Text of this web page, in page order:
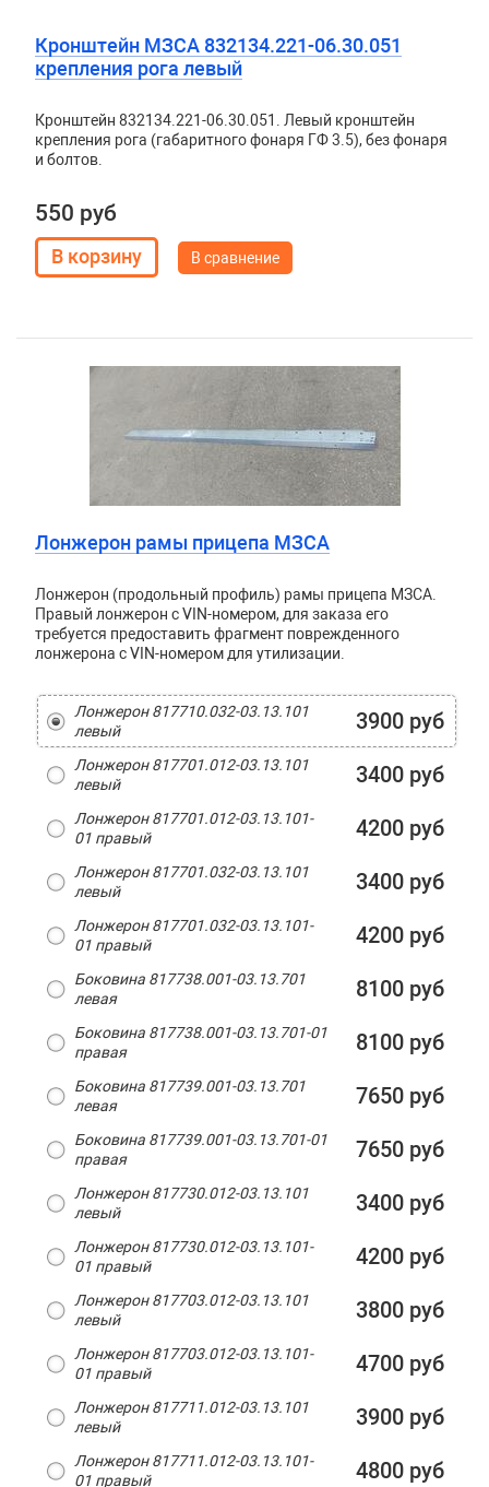
Кронштейн МЗСА 832134.221-06.30.051
крепления рога левый
Кронштейн 832134.221-06.30.051. Левый кронштейн
крепления рога (габаритного фонаря ГФ 3.5), без фонаря
и болтов.
550 руб
В сравнение
Лонжерон рамы прицепа МЗСА
Лонжерон (продольный профиль) рамы прицепа МЗСА.
Правый лонжерон с VIN-номером, для заказа его
требуется предоставить фрагмент поврежденного
лонжерона с VIN-номером для утилизации.
Лонжерон 817710.032-03.13.101
левый
3900 руб
Лонжерон 817701.012-03.13.101
левый
3400 руб
Лонжерон 817701.012-03.13.101-
01 правый
4200 руб
Лонжерон 817701.032-03.13.101
левый
3400 руб
Лонжерон 817701.032-03.13.101-
01 правый
4200 руб
Боковина 817738.001-03.13.701
левая
8100 руб
Боковина 817738.001-03.13.701-01
правая
8100 руб
Боковина 817739.001-03.13.701
левая
7650 руб
Боковина 817739.001-03.13.701-01
правая
7650 руб
Лонжерон 817730.012-03.13.101
левый
3400 руб
Лонжерон 817730.012-03.13.101-
01 правый
4200 руб
Лонжерон 817703.012-03.13.101
левый
3800 руб
Лонжерон 817703.012-03.13.101-
01 правый
4700 руб
Лонжерон 817711.012-03.13.101
левый
3900 руб
Лонжерон 817711.012-03.13.101-
01 правый
4800 руб